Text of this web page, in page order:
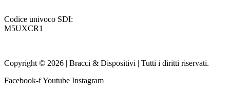
Codice univoco SDI:
M5UXCR1
Copyright © 2026 | Bracci & Dispositivi | Tutti i diritti riservati.
Facebook-fYoutube Instagram